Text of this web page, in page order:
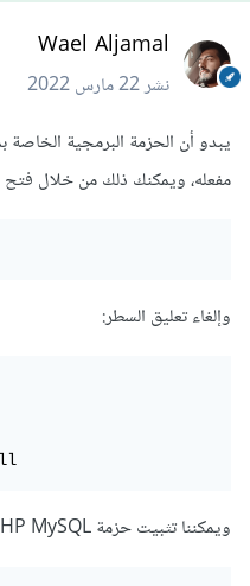
Wael Aljamal
نشر22 مارس 2022
مفعله، ويمكنك ذلك من خلال فتح
وإلغاء تعليق السطر:
ويمكننا تثبيت حزمة PHP MySQL خاصة من خلال الأوامر: